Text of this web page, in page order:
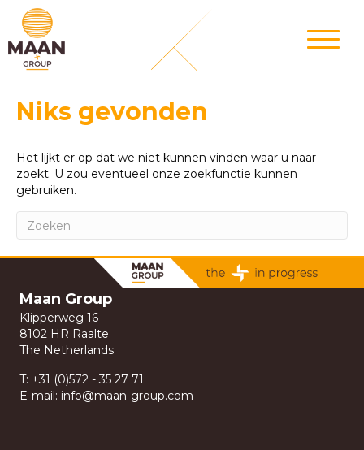
Niks gevonden
Het lijkt er op dat we niet kunnen vinden waar u naar
zoekt. U zou eventueel onze zoekfunctie kunnen
gebruiken.
Maan Group
Klipperweg 16
8102 HR Raalte
The Netherlands
T: +31 (0)572 - 35 27 71
E-mail: info@maan-group.com